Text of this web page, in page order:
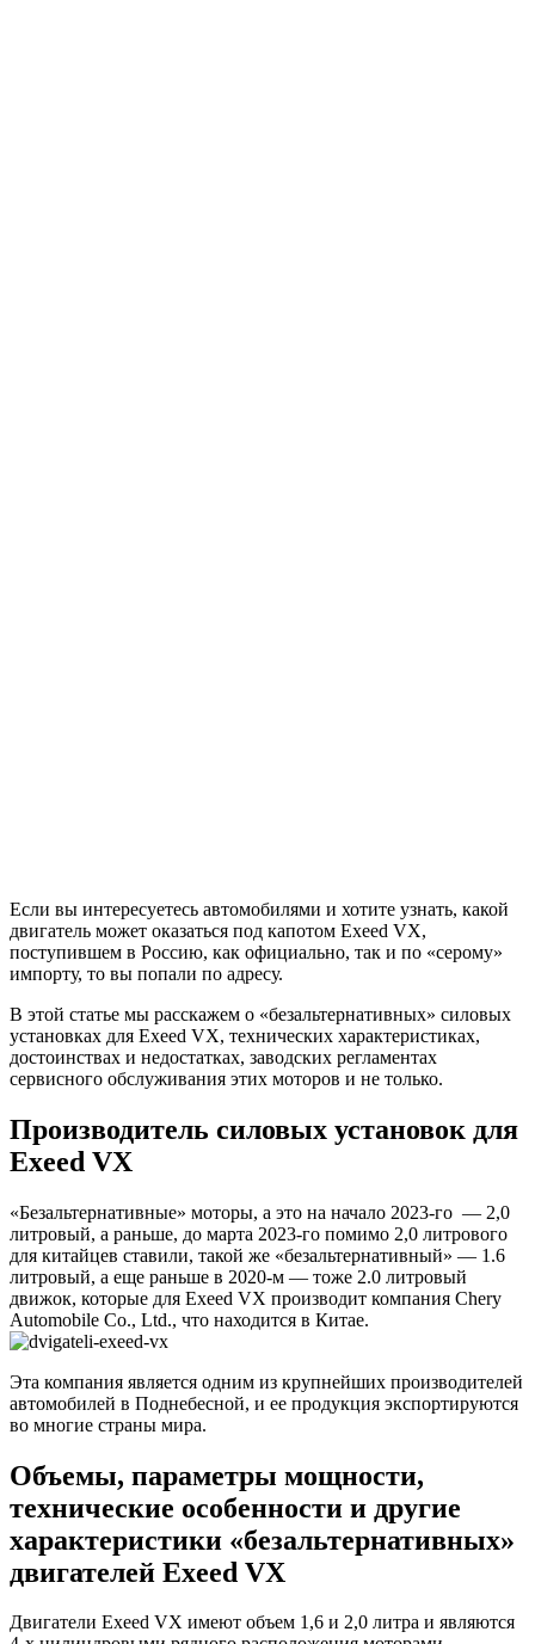
Если вы интересуетесь автомобилями и хотите узнать, какой
двигатель может оказаться под капотом Exeed VX,
поступившем в Россию, как официально, так и по «серому»
импорту, то вы попали по адресу.
В этой статье мы расскажем о «безальтернативных» силовых
установках для Exeed VX, технических характеристиках,
достоинствах и недостатках, заводских регламентах
сервисного обслуживания этих моторов и не только.
Производитель силовых установок для
Exeed VX
«Безальтернативные» моторы, а это на начало 2023-го — 2,0
литровый, а раньше, до марта 2023-го помимо 2,0 литрового
для китайцев ставили, такой же «безальтернативный» — 1.6
литровый, а еще раньше в 2020-м — тоже 2.0 литровый
движок, которые для Exeed VX производит компания Chery
Automobile Co., Ltd., что находится в Китае.
Эта компания является одним из крупнейших производителей
автомобилей в Поднебесной, и ее продукция экспортируются
во многие страны мира.
Объемы, параметры мощности,
технические особенности и другие
характеристики «безальтернативных»
двигателей Exeed VX
Двигатели Exeed VX имеют объем 1,6 и 2,0 литра и являются